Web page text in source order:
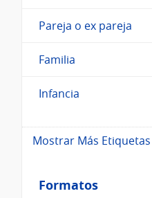
Pareja o ex pareja
Familia
Infancia
Mostrar Más Etiquetas
Formatos
Formatos